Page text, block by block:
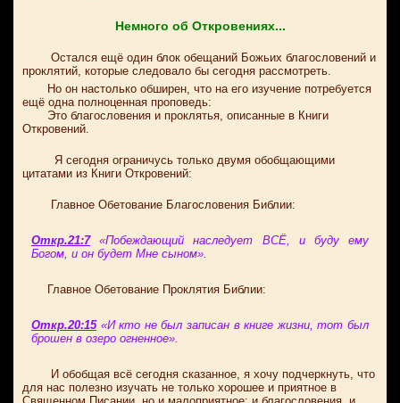
Немного об Откровениях...
Остался ещё один блок обещаний Божьих благословений и
проклятий, которые следовало бы сегодня рассмотреть.
Но он настолько обширен, что на его изучение потребуется
ещё одна полноценная проповедь:
Это благословения и проклятья, описанные в Книги
Откровений.
Я сегодня ограничусь только двумя обобщающими
цитатами из Книги Откровений:
Главное Обетование Благословения Библии:
Откр.21:7«Побеждающий наследует ВСЁ, и буду ему
Богом, и он будет Мне сыном».
Главное Обетование Проклятия Библии:
Откр.20:15«И кто не был записан в книге жизни, тот был
брошен в озеро огненное».
И обобщая всё сегодня сказанное, я хочу подчеркнуть, что
для нас полезно изучать не только хорошее и приятное в